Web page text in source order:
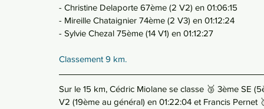
- Christine Delaporte 67ème (2 V2) en 01:06:15
- Mireille Chataignier 74ème (2 V3) en 01:12:24
- Sylvie Chezal 75ème (14 V1) en 01:12:27
Classement 9 km.
Sur le 15 km, Cédric Miolane se classe 🥉 3ème SE
V2 (19ème au général) en 01:22:04 et Francis